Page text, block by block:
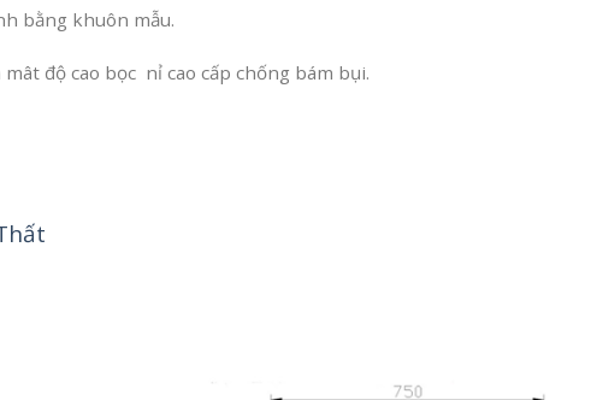
bằng khuôn mẫu.
độ cao bọc nỉ cao cấp chống bám bụi.